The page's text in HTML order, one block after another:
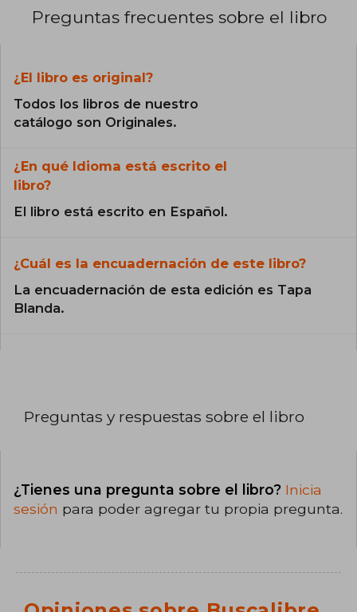
Preguntas frecuentes sobre el libro
¿El libro es original?
Todos los libros de nuestro
catálogo son Originales.
¿En qué Idioma está escrito el
libro?
El libro está escrito en Español.
¿Cuál es la encuadernación de este libro?
La encuadernación de esta edición es Tapa
Blanda.
Preguntas y respuestas sobre el libro
¿Tienes una pregunta sobre el libro? Inicia
sesión para poder agregar tu propia pregunta.